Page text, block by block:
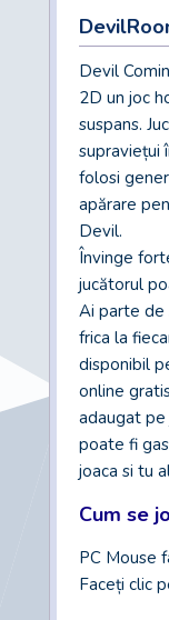
Devil
2D un joc
suspans.
supraviețui
folosi
apărare
Devil.
Învinge
jucătorul
Ai parte de
frica la
disponibil
online
adaugat pe
poate fi
joaca si tu
Cum se
PC Mouse
Faceți clic